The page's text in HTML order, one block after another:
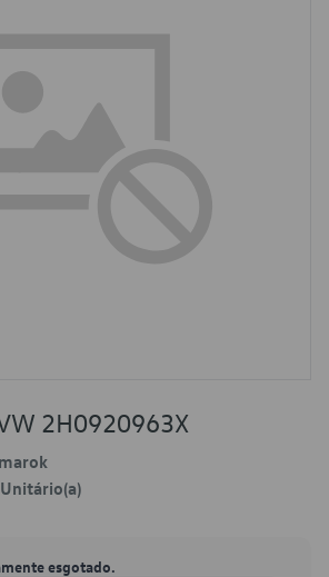
2H0920963X
Unitário(a)
esgotado.